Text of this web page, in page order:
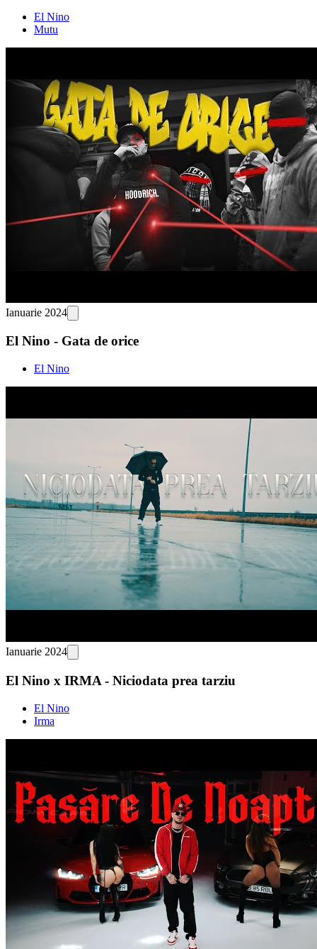
El Nino
Mutu
Ianuarie 2024
El Nino - Gata de orice
El Nino
Ianuarie 2024
El Nino x IRMA - Niciodata prea tarziu
El Nino
Irma